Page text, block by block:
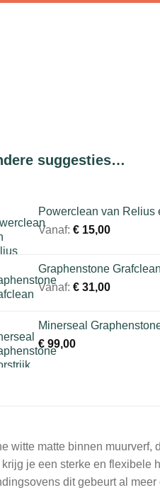
suggesties…
Powerclean van Relius
Vanaf: € 15,00
Graphenstone
Vanaf: € 31,00
Minerseal
€ 99,00
matte binnen muurverf,
je een sterke en flexibele
dit gebeurt al